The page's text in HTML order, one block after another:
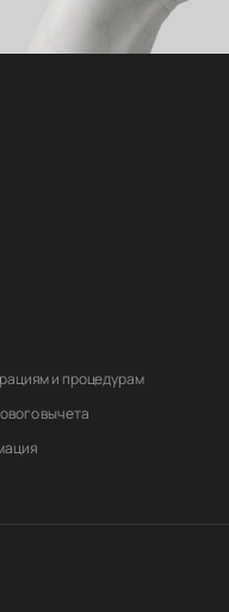
и процедурам
вычета